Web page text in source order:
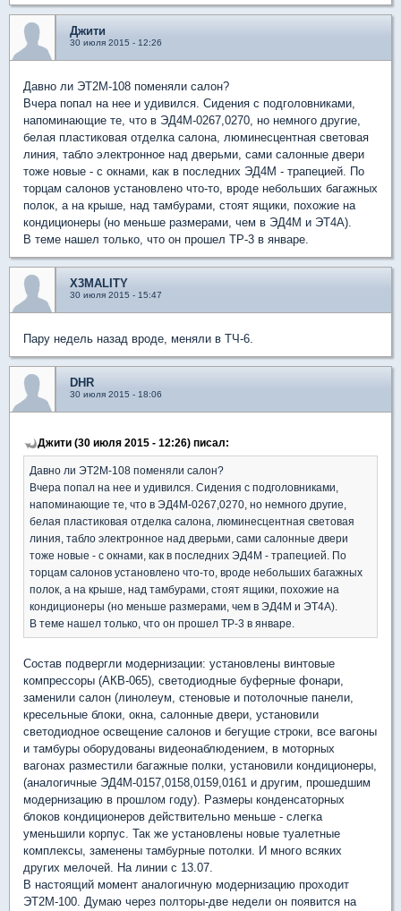
Джити
30 июля 2015 - 12:26
Давно ли ЭТ2М-108 поменяли салон?
Вчера попал на нее и удивился. Сидения с подголовниками,
напоминающие те, что в ЭД4М-0267,0270, но немного другие,
белая пластиковая отделка салона, люминесцентная световая
линия, табло электронное над дверьми, сами салонные двери
тоже новые - с окнами, как в последних ЭД4М - трапецией. По
торцам салонов установлено что-то, вроде небольших багажных
полок, а на крыше, над тамбурами, стоят ящики, похожие на
кондиционеры (но меньше размерами, чем в ЭД4М и ЭТ4А).
В теме нашел только, что он прошел ТР-3 в январе.
X3MALITY
30 июля 2015 - 15:47
Пару недель назад вроде, меняли в ТЧ-6.
DHR
30 июля 2015 - 18:06
Джити (30 июля 2015 - 12:26) писал:
Давно ли ЭТ2М-108 поменяли салон?
Вчера попал на нее и удивился. Сидения с подголовниками,
напоминающие те, что в ЭД4М-0267,0270, но немного другие,
белая пластиковая отделка салона, люминесцентная световая
линия, табло электронное над дверьми, сами салонные двери
тоже новые - с окнами, как в последних ЭД4М - трапецией. По
торцам салонов установлено что-то, вроде небольших багажных
полок, а на крыше, над тамбурами, стоят ящики, похожие на
кондиционеры (но меньше размерами, чем в ЭД4М и ЭТ4А).
В теме нашел только, что он прошел ТР-3 в январе.
Состав подвергли модернизации: установлены винтовые
компрессоры (АКВ-065), светодиодные буферные фонари,
заменили салон (линолеум, стеновые и потолочные панели,
кресельные блоки, окна, салонные двери, установили
светодиодное освещение салонов и бегущие строки, все вагоны
и тамбуры оборудованы видеонаблюдением, в моторных
вагонах разместили багажные полки, установили кондиционеры,
(аналогичные ЭД4М-0157,0158,0159,0161 и другим, прошедшим
модернизацию в прошлом году). Размеры конденсаторных
блоков кондиционеров действительно меньше - слегка
уменьшили корпус. Так же установлены новые туалетные
комплексы, заменены тамбурные потолки. И много всяких
других мелочей. На линии с 13.07.
В настоящий момент аналогичную модернизацию проходит
ЭТ2М-100. Думаю через полторы-две недели он появится на